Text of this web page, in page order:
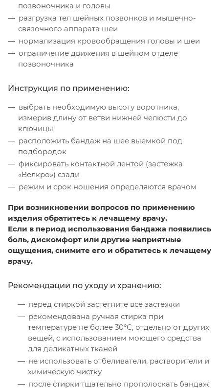
позвоночника и головы
разгрузка тел шейных позвонков и мышечно-
связочного аппарата шеи
нормализация кровообращения головы и шеи
ограничение движения в шейном отделе
позвоночника
Инструкция по применению:
выбрать необходимую высоту воротника,
измерив длину от ветви нижней челюсти до
ключицы
расположить бандаж на шее выемкой под
подбородок
фиксировать контактной лентой (застежка
«Велкро») сзади
режим и срок ношения определяются врачом
При возникновении вопросов по применению
изделия обратитесь к лечащему врачу.
Если в период использования бандажа появились
боль, дискомфорт или другие неприятные
ощущения, снимите его и обратитесь к лечащему
врачу.
Рекомендации по уходу и хранению:
перед стиркой застегните все застежки
рекомендована ручная стирка при
температуре не более 30°C, отдельно от других
вещей, с использованием моющего средства
для деликатных тканей
не использовать отбеливатели, растворители и
химическую чистку
после стирки тщательно прополоскать бандаж